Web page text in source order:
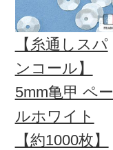
【糸通しスパ
ンコール】
5mm亀甲 ペー
ルホワイト
【約1000枚】